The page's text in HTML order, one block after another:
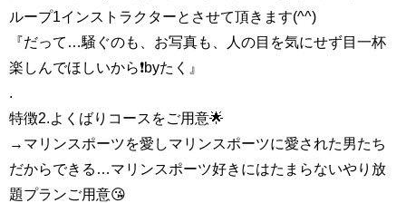
ループ1インストラクターとさせて頂きます(^^)
『だって…騒ぐのも、お写真も、人の目を気にせず目一杯
楽しんでほしいから❗️byたく』
.
特徴2.よくばりコースをご用意🌟
→マリンスポーツを愛しマリンスポーツに愛された男たち
だからできる…マリンスポーツ好きにはたまらないやり放
題プランご用意😘